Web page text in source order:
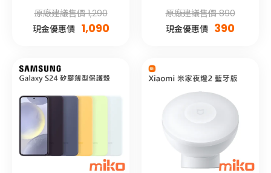
環扣)
原廠建議售價 1,290
現金優惠價 1,090
原廠建議售價 890
現金優惠價 390